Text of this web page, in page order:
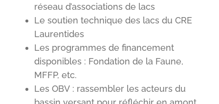
réseau d’associations de lacs
Le soutien technique des lacs du CRE
Laurentides
Les programmes de financement
disponibles : Fondation de la Faune,
MFFP, etc.
Les OBV : rassembler les acteurs du